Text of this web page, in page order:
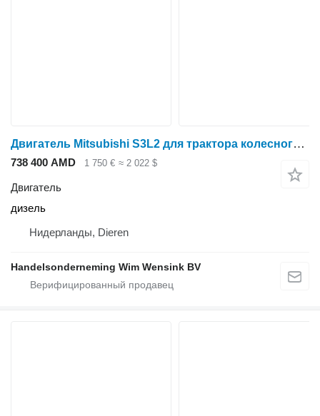
Двигатель Mitsubishi S3L2 для трактора колесного Hyundai
738 400 AMD 1 750 € ≈ 2 022 $
Двигатель
дизель
Нидерланды, Dieren
Handelsonderneming Wim Wensink BV